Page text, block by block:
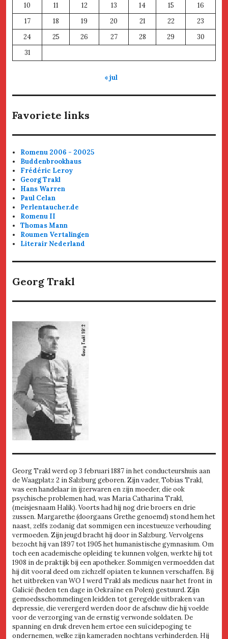
10
11 12 13 14 15
16
17
18 19 20 21 22
23
24
25 26 27 28 29
30
31
« jul
Favoriete links
Romenu 2006 - 20025
Buddenbrookhaus
Frédéric Leroy
Georg Trakl
Hans Warren
Paul Celan
Perlentaucher.de
Romenu II
Thomas Mann
Roumen Vertalingen
Literair Nederland
Georg Trakl
Georg Trakl werd op 3 februari 1887 in het conducteurshuis aan
de Waagplatz 2 in Salzburg geboren. Zijn vader, Tobias Trakl,
was een handelaar in ijzerwaren en zijn moeder, die ook
psychische problemen had, was Maria Catharina Trakl,
(meisjesnaam Halik). Voorts had hij nog drie broers en drie
zussen. Margarethe (doorgaans Grethe genoemd) stond hem het
naast, zelfs zodanig dat sommigen een incestueuze verhouding
vermoeden. Zijn jeugd bracht hij door in Salzburg. Vervolgens
bezocht hij van 1897 tot 1905 het humanistische gymnasium. Om
toch een academische opleiding te kunnen volgen, werkte hij tot
1908 in de praktijk bij een apotheker. Sommigen vermoedden dat
hij dit vooral deed om zichzelf opiaten te kunnen verschaffen. Bij
het uitbreken van WO I werd Trakl als medicus naar het front in
Galicië (heden ten dage in Oekraïne en Polen) gestuurd. Zijn
gemoedsschommelingen leidden tot geregelde uitbraken van
depressie, die verergerd werden door de afschuw die hij voelde
voor de verzorging van de ernstig verwonde soldaten. De
spanning en druk dreven hem ertoe een suïcidepoging te
ondernemen, welke zijn kameraden nochtans verhinderden. Hij